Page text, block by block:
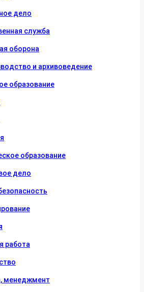
дело
служба
оборона
и архивоведение
образование
образование
дело
работа
менеджмент